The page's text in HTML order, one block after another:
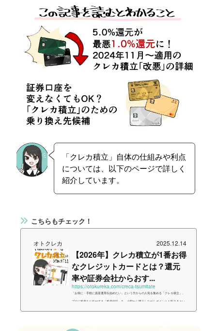
「クレカ積立」自体の仕組みや利点
については、以下のページで詳しく
紹介しています。
こちらもチェック！
オトクレカ 2025.12.14
【2026年】クレカ積立が1番お得
なクレジットカードとは？還元
率や証券会社からおす...
https://otokureka.com/creca-tsumitate
「お得に・手軽に資産運用を始めたい」という方からの人気を集める「クレカ積立」。
プロに投資をお任せする「投資信託」を、小額から購入しながらポイントも貯まるとい